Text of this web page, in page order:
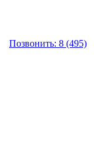
Позвонить: 8 (495)